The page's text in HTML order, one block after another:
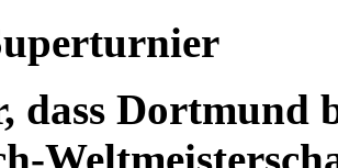
dass Dortmund